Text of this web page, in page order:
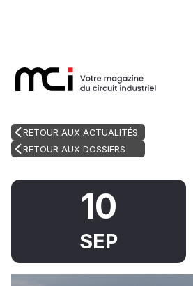
RETOUR AUX ACTUALITÉS
RETOUR AUX DOSSIERS
10
SEP